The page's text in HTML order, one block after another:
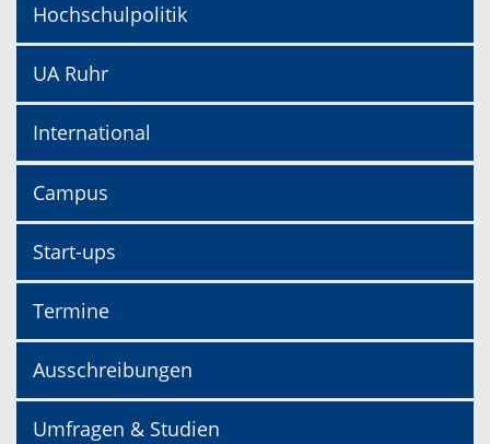
Hochschulpolitik
UA Ruhr
International
Campus
Start-ups
Termine
Ausschreibungen
Umfragen & Studien